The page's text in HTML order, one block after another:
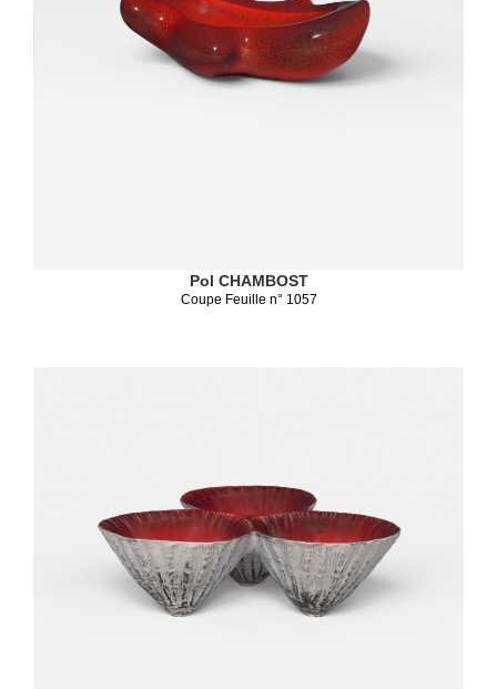
Pol CHAMBOST
Coupe Feuille n° 1057